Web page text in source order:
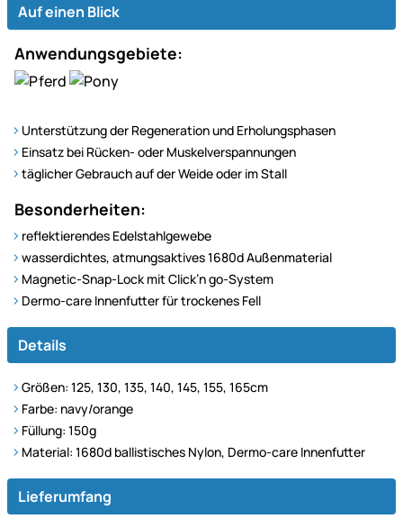
Auf einen Blick
Anwendungsgebiete:
Unterstützung der Regeneration und Erholungsphasen
Einsatz bei Rücken- oder Muskelverspannungen
täglicher Gebrauch auf der Weide oder im Stall
Besonderheiten:
reflektierendes Edelstahlgewebe
wasserdichtes, atmungsaktives 1680d Außenmaterial
Magnetic-Snap-Lock mit Click’n go-System
Dermo-care Innenfutter für trockenes Fell
Details
Größen: 125, 130, 135, 140, 145, 155, 165cm
Farbe: navy/orange
Füllung: 150g
Material: 1680d ballistisches Nylon, Dermo-care Innenfutter
Lieferumfang